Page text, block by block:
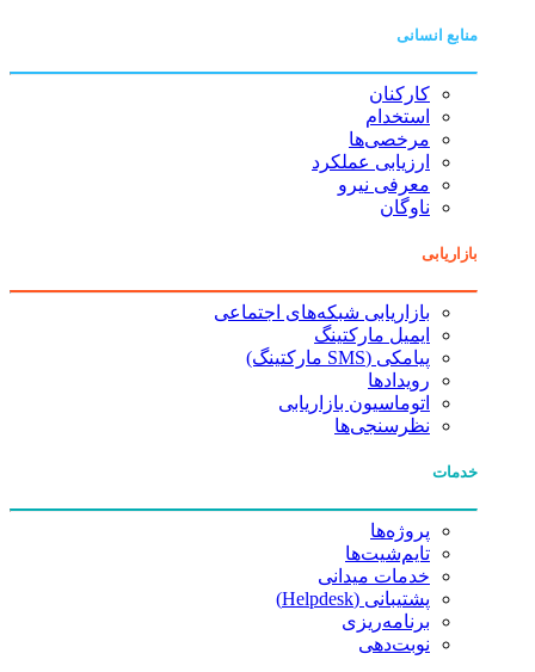
منابع انسانی
کارکنان
استخدام
مرخصی‌ها
ارزیابی عملکرد
معرفی نیرو
ناوگان
بازاریابی
بازاریابی شبکه‌های اجتماعی
ایمیل مارکتینگ
پیامکی (SMS مارکتینگ)
رویدادها
اتوماسیون بازاریابی
نظرسنجی‌ها
خدمات
پروژه‌ها
تایم‌شیت‌ها
خدمات میدانی
پشتیبانی (Helpdesk)
برنامه‌ریزی
نوبت‌دهی